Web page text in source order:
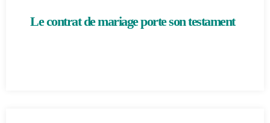
Le contrat de mariage porte son testament